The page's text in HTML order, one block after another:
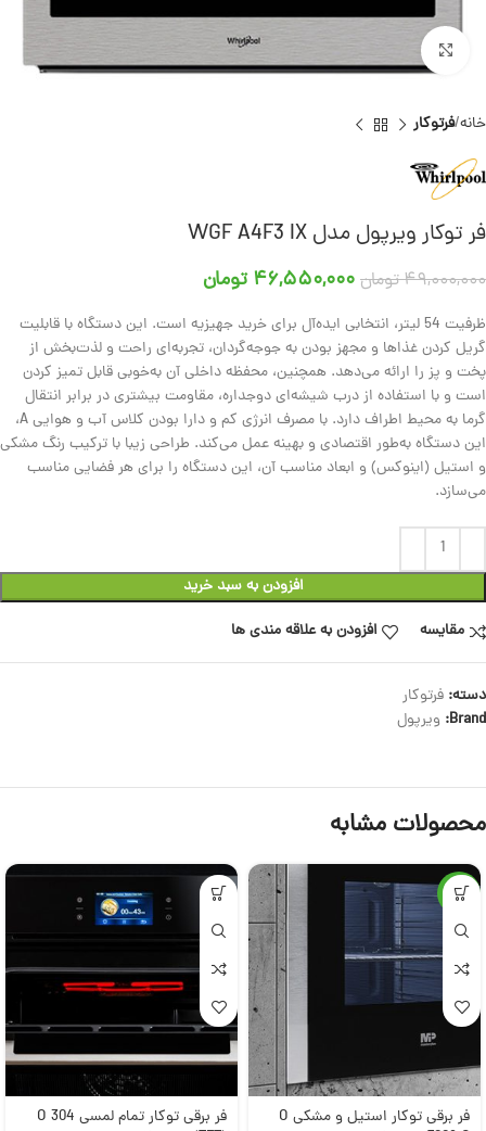
برای بزرگنمایی کلیک کنید
خانه فرتوکار
فر توکار ویرپول مدل WGF A4F3 IX
۴۹,۰۰۰,۰۰۰تومان ۴۶,۵۵۰,۰۰۰ تومان
ظرفیت 54 لیتر، انتخابی ایده‌آل برای خرید جهیزیه است. این دستگاه با قابلیت
گریل کردن غذاها و مجهز بودن به جوجه‌گردان، تجربه‌ای راحت و لذت‌بخش از
پخت و پز را ارائه می‌دهد. همچنین، محفظه داخلی آن به‌خوبی قابل تمیز کردن
است و با استفاده از درب شیشه‌ای دوجداره، مقاومت بیشتری در برابر انتقال
گرما به محیط اطراف دارد. با مصرف انرژی کم و دارا بودن کلاس آب و هوایی A،
این دستگاه به‌طور اقتصادی و بهینه عمل می‌کند. طراحی زیبا با ترکیب رنگ مشکی
و استیل (اینوکس) و ابعاد مناسب آن، این دستگاه را برای هر فضایی مناسب
می‌سازد.
افزودن به سبد خرید
مقایسه
افزودن به علاقه مندی ها
دسته: فرتوکار
Brand: ویرپول
محصولات مشابه
-5%
فر برقی توکار استیل و مشکی O
فر برقی توکار تمام لمسی O 304